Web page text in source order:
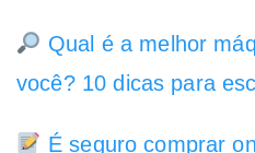
Qual é a melhor
você? 10 dicas para
É seguro comprar